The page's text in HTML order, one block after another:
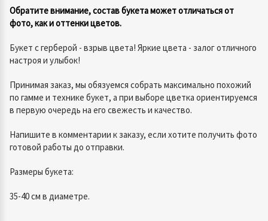
Обратите внимание, состав букета может отличаться от
фото, как и оттенки цветов.
Букет с герберой - взрыв цвета! Яркие цвета - залог отличного
настроя и улыбок!
Принимая заказ, мы обязуемся собрать максимально похожий
по гамме и технике букет, а при выборе цветка ориентируемся
в первую очередь на его свежесть и качество.
Напишите в комментарии к заказу, если хотите получить фото
готовой работы до отправки.
Размеры букета:
35-40 см в диаметре.